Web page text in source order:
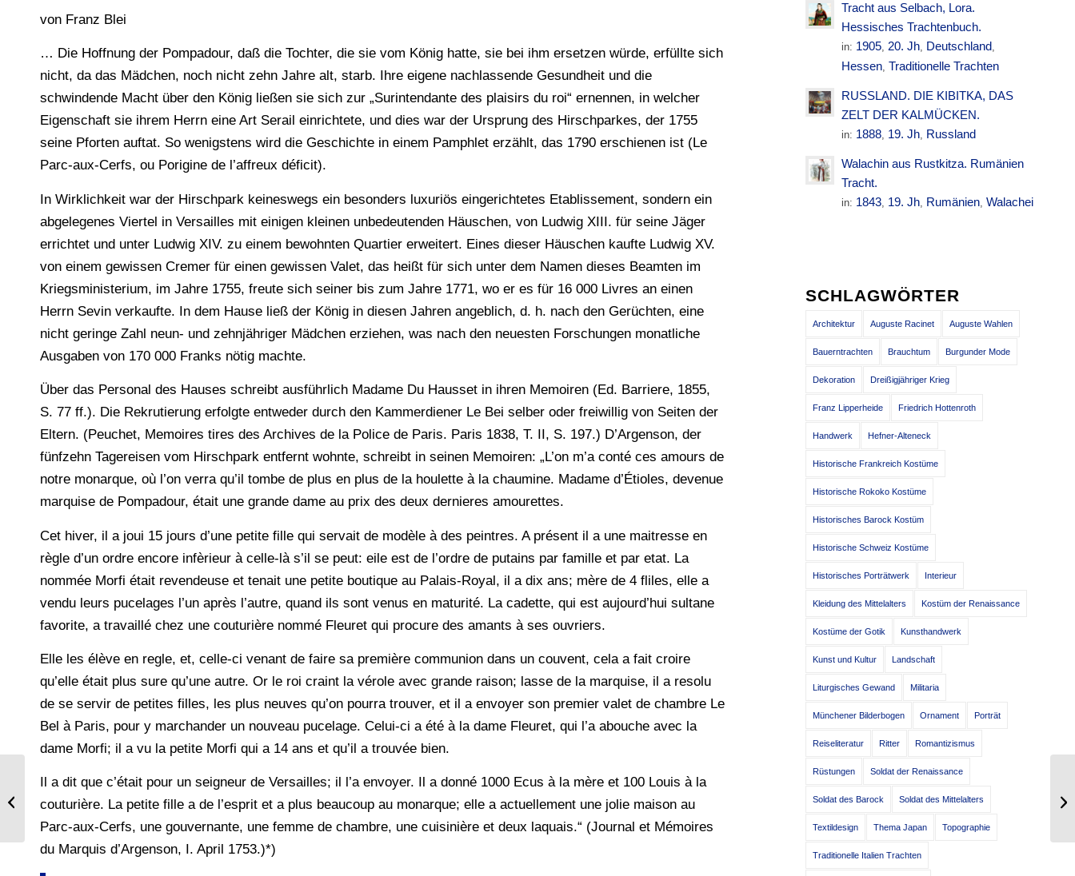
von Franz Blei
… Die Hoffnung der Pompadour, daß die Tochter, die sie vom König hatte, sie bei ihm ersetzen würde, erfüllte sich
nicht, da das Mädchen, noch nicht zehn Jahre alt, starb. Ihre eigene nachlassende Gesundheit und die
schwindende Macht über den König ließen sie sich zur „Surintendante des plaisirs du roi“ ernennen, in welcher
Eigenschaft sie ihrem Herrn eine Art Serail einrichtete, und dies war der Ursprung des Hirschparkes, der 1755
seine Pforten auftat. So wenigstens wird die Geschichte in einem Pamphlet erzählt, das 1790 erschienen ist (Le
Parc-aux-Cerfs, ou Porigine de l’affreux déficit).
In Wirklichkeit war der Hirschpark keineswegs ein besonders luxuriös eingerichtetes Etablissement, sondern ein
abgelegenes Viertel in Versailles mit einigen kleinen unbedeutenden Häuschen, von Ludwig XIII. für seine Jäger
errichtet und unter Ludwig XIV. zu einem bewohnten Quartier erweitert. Eines dieser Häuschen kaufte Ludwig XV.
von einem gewissen Cremer für einen gewissen Valet, das heißt für sich unter dem Namen dieses Beamten im
Kriegsministerium, im Jahre 1755, freute sich seiner bis zum Jahre 1771, wo er es für 16 000 Livres an einen
Herrn Sevin verkaufte. In dem Hause ließ der König in diesen Jahren angeblich, d. h. nach den Gerüchten, eine
nicht geringe Zahl neun- und zehnjähriger Mädchen erziehen, was nach den neuesten Forschungen monatliche
Ausgaben von 170 000 Franks nötig machte.
Über das Personal des Hauses schreibt ausführlich Madame Du Hausset in ihren Memoiren (Ed. Barriere, 1855,
S. 77 ff.). Die Rekrutierung erfolgte entweder durch den Kammerdiener Le Bei selber oder freiwillig von Seiten der
Eltern. (Peuchet, Memoires tires des Archives de la Police de Paris. Paris 1838, T. II, S. 197.) D’Argenson, der
fünfzehn Tagereisen vom Hirschpark entfernt wohnte, schreibt in seinen Memoiren: „L’on m’a conté ces amours de
notre monarque, où l’on verra qu’il tombe de plus en plus de la houlette à la chaumine. Madame d’Étioles, devenue
marquise de Pompadour, était une grande dame au prix des deux dernieres amourettes.
Cet hiver, il a joui 15 jours d’une petite fille qui servait de modèle à des peintres. A présent il a une maitresse en
règle d’un ordre encore infèrieur à celle-là s’il se peut: eile est de l’ordre de putains par famille et par etat. La
nommée Morfi était revendeuse et tenait une petite boutique au Palais-Royal, il a dix ans; mère de 4 fliles, elle a
vendu leurs pucelages l’un après l’autre, quand ils sont venus en maturité. La cadette, qui est aujourd’hui sultane
favorite, a travaillé chez une couturière nommé Fleuret qui procure des amants à ses ouvriers.
Elle les élève en regle, et, celle-ci venant de faire sa première communion dans un couvent, cela a fait croire
qu’elle était plus sure qu’une autre. Or le roi craint la vérole avec grande raison; lasse de la marquise, il a resolu
de se servir de petites filles, les plus neuves qu’on pourra trouver, et il a envoyer son premier valet de chambre Le
Bel à Paris, pour y marchander un nouveau pucelage. Celui-ci a été à la dame Fleuret, qui l’a abouche avec la
dame Morfi; il a vu la petite Morfi qui a 14 ans et qu’il a trouvée bien.
Il a dit que c’était pour un seigneur de Versailles; il l’a envoyer. Il a donné 1000 Ecus à la mère et 100 Louis à la
couturière. La petite fille a de l’esprit et a plus beaucoup au monarque; elle a actuellement une jolie maison au
Parc-aux-Cerfs, une gouvernante, une femme de chambre, une cuisinière et deux laquais.“ (Journal et Mémoires
du Marquis d’Argenson, I. April 1753.)*)
Tracht aus Selbach, Lora.
Hessisches Trachtenbuch.
in: 1905,20. Jh, Deutschland,
Hessen, Traditionelle Trachten
RUSSLAND. DIE KIBITKA, DAS
ZELT DER KALMÜCKEN.
in: 1888, 19. Jh, Russland
Walachin aus Rustkitza. Rumänien
Tracht.
in: 1843, 19. Jh, Rumänien,Walachei
SCHLAGWÖRTER
Architektur Auguste Racinet Auguste Wahlen
Bauerntrachten Brauchtum Burgunder Mode
Dekoration Dreißigjähriger Krieg
Franz Lipperheide Friedrich Hottenroth
Handwerk Hefner-Alteneck
Historische Frankreich Kostüme
Historische Rokoko Kostüme
Historisches Barock Kostüm
Historische Schweiz Kostüme
Historisches Porträtwerk Interieur
Kleidung des Mittelalters Kostüm der Renaissance
Kostüme der Gotik Kunsthandwerk
Kunst und Kultur Landschaft
Liturgisches Gewand Militaria
Münchener Bilderbogen Ornament Porträt
Reiseliteratur Ritter Romantizismus
Rüstungen Soldat der Renaissance
Soldat des Barock Soldat des Mittelalters
Textildesign Thema Japan Topographie
Traditionelle Italien Trachten
Das französische
Königtum im 18.